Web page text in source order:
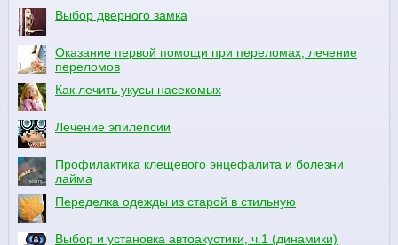
Выбор дверного замка
Оказание первой помощи при переломах, лечение
переломов
Как лечить укусы насекомых
Лечение эпилепсии
Профилактика клещевого энцефалита и болезни
лайма
Переделка одежды из старой в стильную
Выбор и установка автоакустики, ч.1 (динамики)